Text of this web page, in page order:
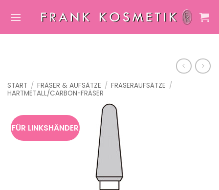
Inhalt
START / FRÄSER & AUFSÄTZE / FRÄSERAUFSÄTZE /
HARTMETALL/CARBON-FRÄSER
FÜR LINKSHÄNDER